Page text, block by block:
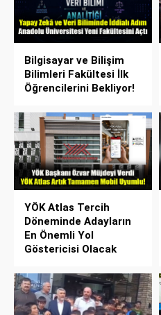
Bilgisayar ve Bilişim
Bilimleri Fakültesi İlk
Öğrencilerini Bekliyor!
YÖK Atlas Tercih
Döneminde Adayların
En Önemli Yol
Göstericisi Olacak